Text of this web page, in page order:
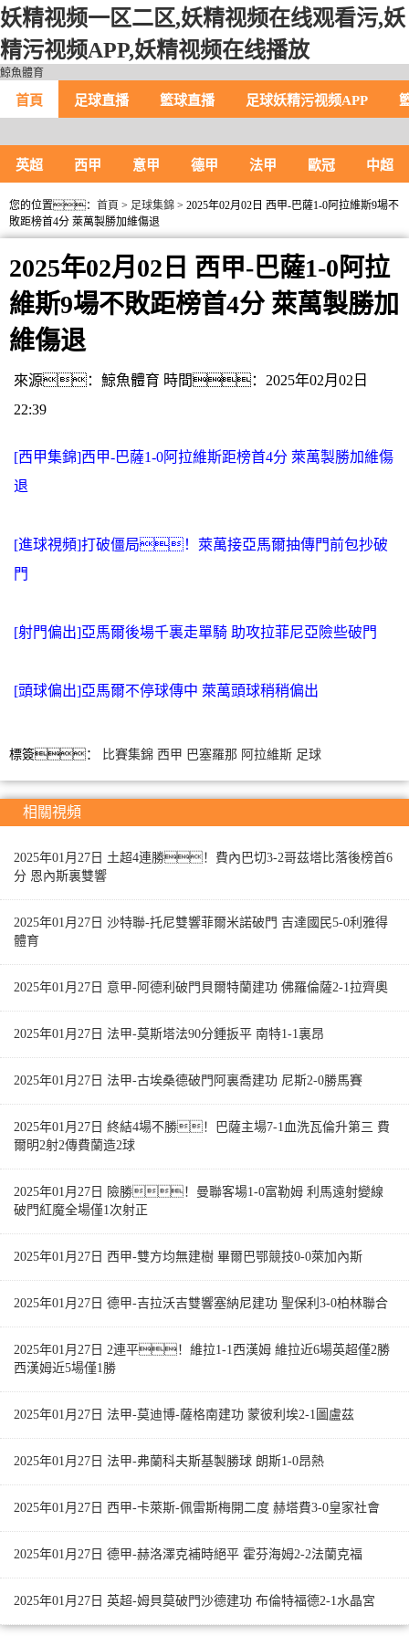
妖精视频一区二区,妖精视频在线观看污,妖
精污视频APP,妖精视频在线播放
鯨魚體育
首頁 足球直播 籃球直播 足球妖精污视频APP
英超 西甲 意甲 德甲 法甲 歐冠 中超
您的位置： 首頁 > 足球集錦 > 2025年02月02日 西甲-巴薩1-0阿拉維斯9場不
敗距榜首4分 萊萬製勝加維傷退
2025年02月02日 西甲-巴薩1-0阿拉
維斯9場不敗距榜首4分 萊萬製勝加
維傷退
來源：鯨魚體育 時間：2025年02月02日
22:39
[西甲集錦]西甲-巴薩1-0阿拉維斯距榜首4分 萊萬製勝加維傷
退
[進球視頻]打破僵局！萊萬接亞馬爾抽傳門前包抄破
門
[射門偏出]亞馬爾後場千裏走單騎 助攻拉菲尼亞險些破門
[頭球偏出]亞馬爾不停球傳中 萊萬頭球稍稍偏出
標簽： 比賽集錦 西甲 巴塞羅那 阿拉維斯 足球
相關視頻
2025年01月27日 土超4連勝！費內巴切3-2哥茲塔比落後榜首6
分 恩內斯裏雙響
2025年01月27日 沙特聯-托尼雙響菲爾米諾破門 吉達國民5-0利雅得
體育
2025年01月27日 意甲-阿德利破門貝爾特蘭建功 佛羅倫薩2-1拉齊奧
2025年01月27日 法甲-莫斯塔法90分鍾扳平 南特1-1裏昂
2025年01月27日 法甲-古埃桑德破門阿裏喬建功 尼斯2-0勝馬賽
2025年01月27日 終結4場不勝！巴薩主場7-1血洗瓦倫升第三 費
爾明2射2傳費蘭造2球
2025年01月27日 險勝！曼聯客場1-0富勒姆 利馬遠射變線
破門紅魔全場僅1次射正
2025年01月27日 西甲-雙方均無建樹 畢爾巴鄂競技0-0萊加內斯
2025年01月27日 德甲-吉拉沃吉雙響塞納尼建功 聖保利3-0柏林聯合
2025年01月27日 2連平！維拉1-1西漢姆 維拉近6場英超僅2勝
西漢姆近5場僅1勝
2025年01月27日 法甲-莫迪博-薩格南建功 蒙彼利埃2-1圖盧茲
2025年01月27日 法甲-弗蘭科夫斯基製勝球 朗斯1-0昂熱
2025年01月27日 西甲-卡萊斯-佩雷斯梅開二度 赫塔費3-0皇家社會
2025年01月27日 德甲-赫洛澤克補時絕平 霍芬海姆2-2法蘭克福
2025年01月27日 英超-姆貝莫破門沙德建功 布倫特福德2-1水晶宮